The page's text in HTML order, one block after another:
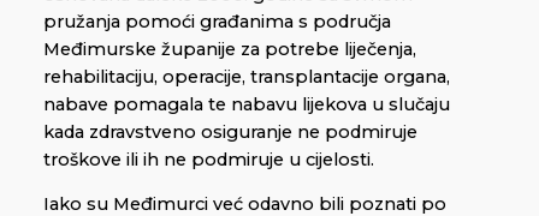
pružanja pomoći građanima s područja
Međimurske županije za potrebe liječenja,
rehabilitaciju, operacije, transplantacije organa,
nabave pomagala te nabavu lijekova u slučaju
kada zdravstveno osiguranje ne podmiruje
troškove ili ih ne podmiruje u cijelosti.
Iako su Međimurci već odavno bili poznati po